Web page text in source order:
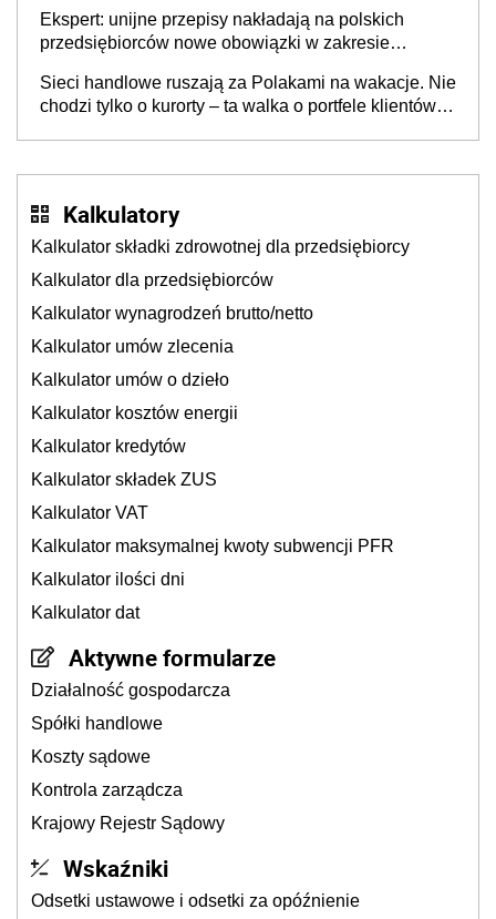
Ekspert: unijne przepisy nakładają na polskich
przedsiębiorców nowe obowiązki w zakresie
Sieci handlowe ruszają za Polakami na wakacje. Nie
chodzi tylko o kurorty – ta walka o portfele klientów
Kalkulatory
Kalkulator składki zdrowotnej dla przedsiębiorcy
Kalkulator dla przedsiębiorców
Kalkulator wynagrodzeń brutto/netto
Kalkulator umów zlecenia
Kalkulator umów o dzieło
Kalkulator kosztów energii
Kalkulator kredytów
Kalkulator składek ZUS
Kalkulator VAT
Kalkulator maksymalnej kwoty subwencji PFR
Kalkulator ilości dni
Kalkulator dat
Aktywne formularze
Działalność gospodarcza
Spółki handlowe
Koszty sądowe
Kontrola zarządcza
Krajowy Rejestr Sądowy
Wskaźniki
Odsetki ustawowe i odsetki za opóźnienie